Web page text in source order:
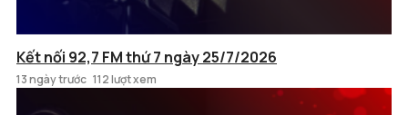
Kết nối 92,7 FM thứ 7 ngày 25/7/2026
13 ngày trước 112 lượt xem